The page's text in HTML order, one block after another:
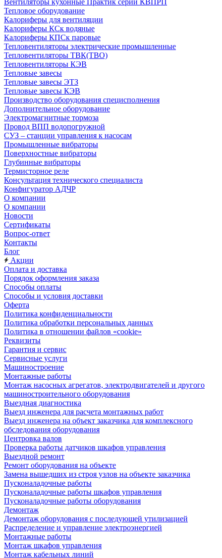
Вентиляторы кухонные Практик серии КВПРП
Тепловое оборудование
Калориферы для вентиляции
Калориферы КСк водяные
Калориферы КПСк паровые
Тепловентиляторы электрические промышленные
Тепловентиляторы ТВК(ТВО)
Тепловентиляторы КЭВ
Тепловые завесы
Тепловые завесы ЭТЗ
Тепловые завесы КЭВ
Производство оборудования специсполнения
Дополнительное оборудование
Электромагнитные тормоза
Провод ВПП водопогружной
СУЗ – станции управления к насосам
Промышленные вибраторы
Поверхностные вибраторы
Глубинные вибраторы
Термисторное реле
Консультация технического специалиста
Конфигуратор АДЧР
О компании
О компании
Новости
Сертификаты
Вопрос-ответ
Контакты
Блог
Акции
Оплата и доставка
Порядок оформления заказа
Способы оплаты
Способы и условия доставки
Оферта
Политика конфиденциальности
Политика обработки персональных данных
Политика в отношении файлов «cookie»
Реквизиты
Гарантия и сервис
Сервисные услуги
Машиностроение
Монтажные работы
Монтаж насосных агрегатов, электродвигателей и другого
машиностроительного оборудования
Выездная диагностика
Выезд инженера для расчета монтажных работ
Выезд инженера на объект заказчика для комплексного
обследования оборудования
Центровка валов
Проверка работы датчиков шкафов управления
Выездной ремонт
Ремонт оборудования на объекте
Замена вышедших из строя узлов на объекте заказчика
Пусконаладочные работы
Пусконаладочные работы шкафов управления
Пусконаладочные работы оборудования
Демонтаж
Демонтаж оборудования с последующей утилизацией
Распределение и управление электроэнергией
Монтажные работы
Монтаж шкафов управления
Монтаж кабельных линий